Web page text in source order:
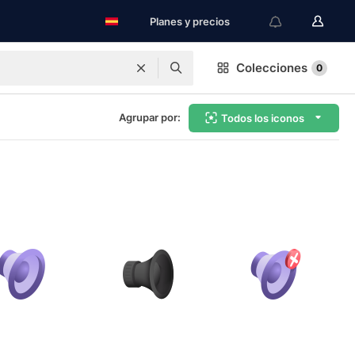
Planes y precios
Colecciones 0
Agrupar por: Todos los iconos